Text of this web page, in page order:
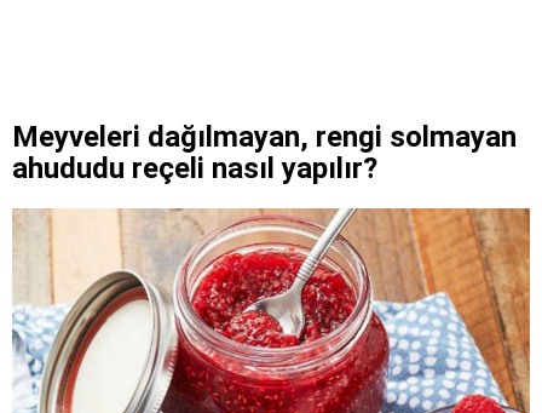
Meyveleri dağılmayan, rengi solmayan
ahududu reçeli nasıl yapılır?